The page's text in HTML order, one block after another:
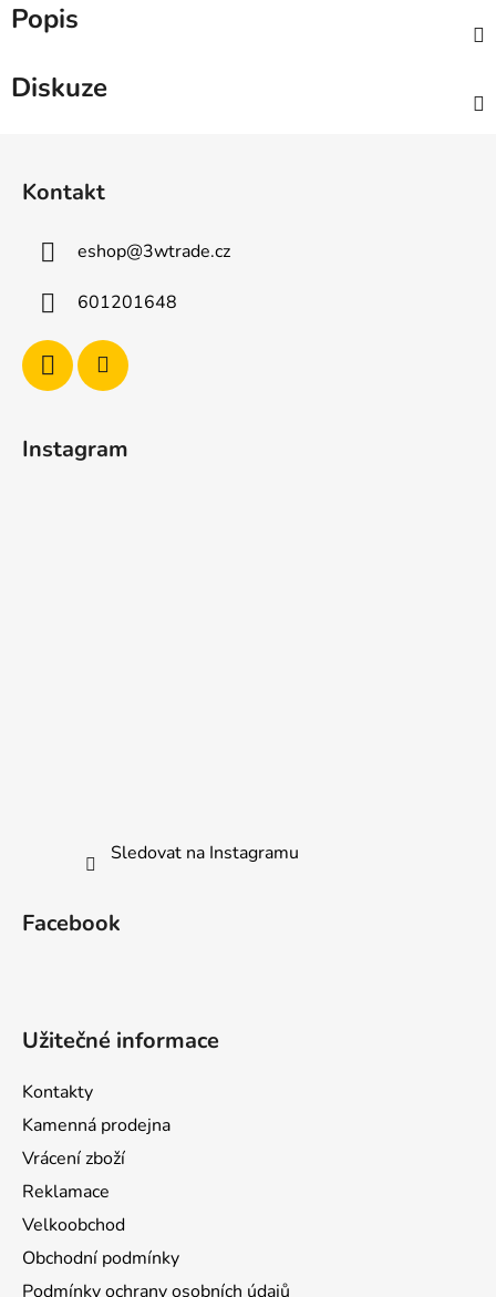
Popis
Diskuze
Kontakt
eshop@3wtrade.cz
601201648
Instagram
Sledovat na Instagramu
Facebook
Užitečné informace
Kontakty
Kamenná prodejna
Vrácení zboží
Reklamace
Velkoobchod
Obchodní podmínky
Podmínky ochrany osobních údajů